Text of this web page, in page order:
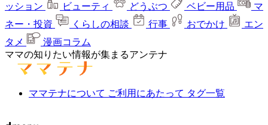
ッション
ビューティ どうぶつ ベビー用品
マ
ネー・投資
くらしの相談 行事 おでかけ
エン
タメ
漫画コラム
ママの知りたい情報が集まるアンテナ
ママテナについて ご利用にあたって タグ一覧